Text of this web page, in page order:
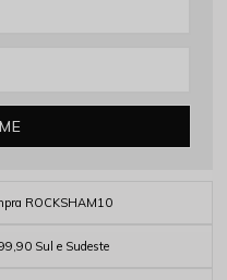
ROCKSHAM10
Sul e Sudeste